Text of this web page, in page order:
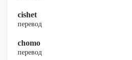
cishet
перевод
chomo
перевод